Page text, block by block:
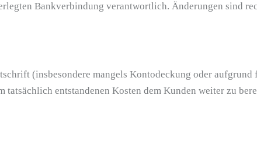
Bankverbindung verantwortlich. Änderungen sind
(insbesondere mangels Kontodeckung oder aufgrund
entstandenen Kosten dem Kunden weiter zu